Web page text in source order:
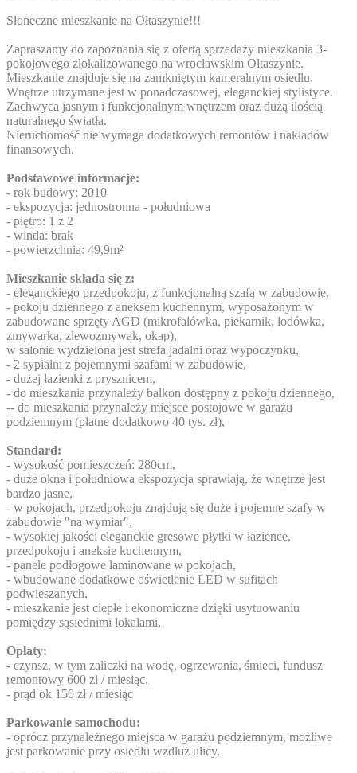
Słoneczne mieszkanie na Ołtaszynie!!!
Zapraszamy do zapoznania się z ofertą sprzedaży mieszkania 3-
pokojowego zlokalizowanego na wrocławskim Ołtaszynie.
Mieszkanie znajduje się na zamkniętym kameralnym osiedlu.
Wnętrze utrzymane jest w ponadczasowej, eleganckiej stylistyce.
Zachwyca jasnym i funkcjonalnym wnętrzem oraz dużą ilością
naturalnego światła.
Nieruchomość nie wymaga dodatkowych remontów i nakładów
finansowych.
Podstawowe informacje:
- rok budowy: 2010
- ekspozycja: jednostronna - południowa
- piętro: 1 z 2
- winda: brak
- powierzchnia: 49,9m²
Mieszkanie składa się z:
- eleganckiego przedpokoju, z funkcjonalną szafą w zabudowie,
- pokoju dziennego z aneksem kuchennym, wyposażonym w
zabudowane sprzęty AGD (mikrofalówka, piekarnik, lodówka,
zmywarka, zlewozmywak, okap),
w salonie wydzielona jest strefa jadalni oraz wypoczynku,
- 2 sypialni z pojemnymi szafami w zabudowie,
- dużej łazienki z prysznicem,
- do mieszkania przynależy balkon dostępny z pokoju dziennego,
-- do mieszkania przynależy miejsce postojowe w garażu
podziemnym (płatne dodatkowo 40 tys. zł),
Standard:
- wysokość pomieszczeń: 280cm,
- duże okna i południowa ekspozycja sprawiają, że wnętrze jest
bardzo jasne,
- w pokojach, przedpokoju znajdują się duże i pojemne szafy w
zabudowie "na wymiar",
- wysokiej jakości eleganckie gresowe płytki w łazience,
przedpokoju i aneksie kuchennym,
- panele podłogowe laminowane w pokojach,
- wbudowane dodatkowe oświetlenie LED w sufitach
podwieszanych,
- mieszkanie jest ciepłe i ekonomiczne dzięki usytuowaniu
pomiędzy sąsiednimi lokalami,
Opłaty:
- czynsz, w tym zaliczki na wodę, ogrzewania, śmieci, fundusz
remontowy 600 zł / miesiąc,
- prąd ok 150 zł / miesiąc
Parkowanie samochodu:
- oprócz przynależnego miejsca w garażu podziemnym, możliwe
jest parkowanie przy osiedlu wzdłuż ulicy,